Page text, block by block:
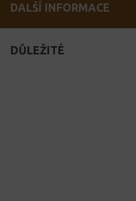
DALŠÍ INFORMACE
DŮLEŽITÉ